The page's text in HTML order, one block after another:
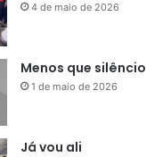
4 de maio de 2026
Menos que silêncio
1 de maio de 2026
Já vou ali